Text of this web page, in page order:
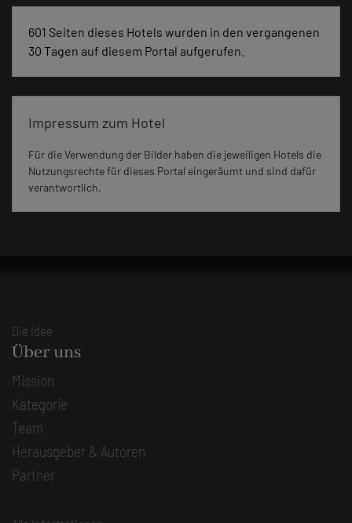
601 Seiten dieses Hotels wurden in den vergangenen
30 Tagen auf diesem Portal aufgerufen.
Impressum zum Hotel
Für die Verwendung der Bilder haben die jeweiligen Hotels die
Nutzungsrechte für dieses Portal eingeräumt und sind dafür
verantwortlich.
Die Idee
Über uns
Mission
Kategorie
Team
Herausgeber & Autoren
Partner